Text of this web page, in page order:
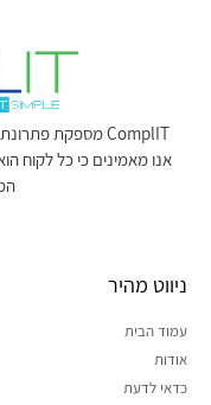
ComplIT מספקת פתרונת מחשוב מתקדמים ברמה שעוד לא היכרתם.
אנו מאמינים כי כל לקוח
ניווט מהיר
עמוד הבית
אודות
כדאי לדעת